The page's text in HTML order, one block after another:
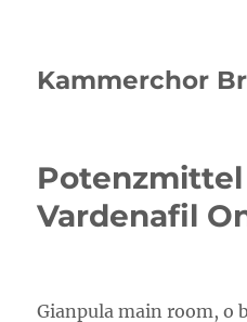
Kammerchor
Vardenafil
Gianpula main room, o